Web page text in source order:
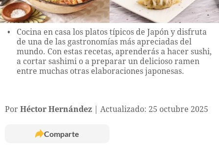
Cocina en casa los platos típicos de Japón y disfruta
de una de las gastronomías más apreciadas del
mundo. Con estas recetas, aprenderás a hacer sushi,
a cortar sashimi o a preparar un delicioso ramen
entre muchas otras elaboraciones japonesas.
Por Héctor Hernández Actualizado: 25 octubre 2025
Comparte